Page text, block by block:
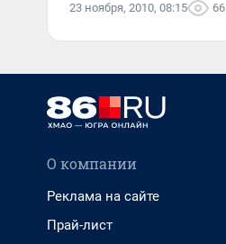
23 ноября, 2010, 08:15
О компании
Реклама на сайте
Прай-лист